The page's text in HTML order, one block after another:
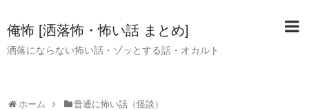
俺怖 [洒落怖・怖い話 まとめ]
洒落にならない怖い話・ゾッとする話・オカルト
ホーム 普通に怖い話（怪談）